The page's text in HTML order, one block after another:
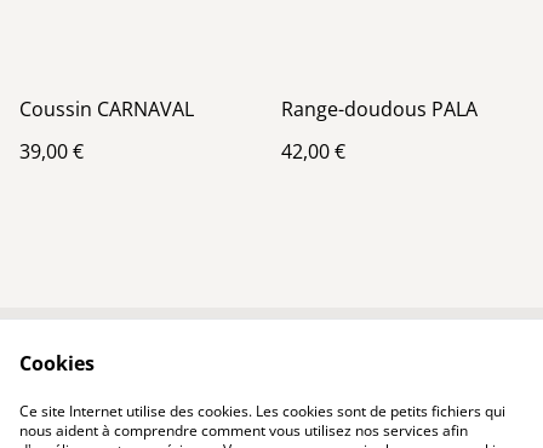
Coussin CARNAVAL
39,00 €
Range-doudous PALA
42,00 €
Politique de
confidentialité
Politique de cookies
Cookies
Ce site Internet utilise des cookies. Les cookies sont de petits fichiers qui
nous aident à comprendre comment vous utilisez nos services afin